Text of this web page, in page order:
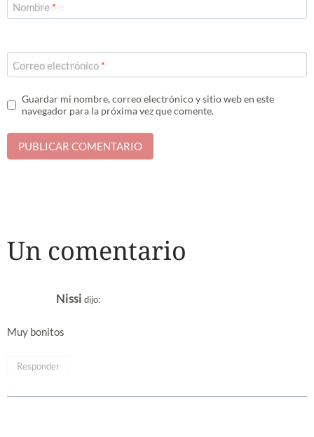
Nombre*
Correo electrónico *
Guardar mi nombre, correo electrónico y sitio web en este
navegador para la próxima vez que comente.
Un comentario
Nissi dijo:
Muy bonitos
Responder